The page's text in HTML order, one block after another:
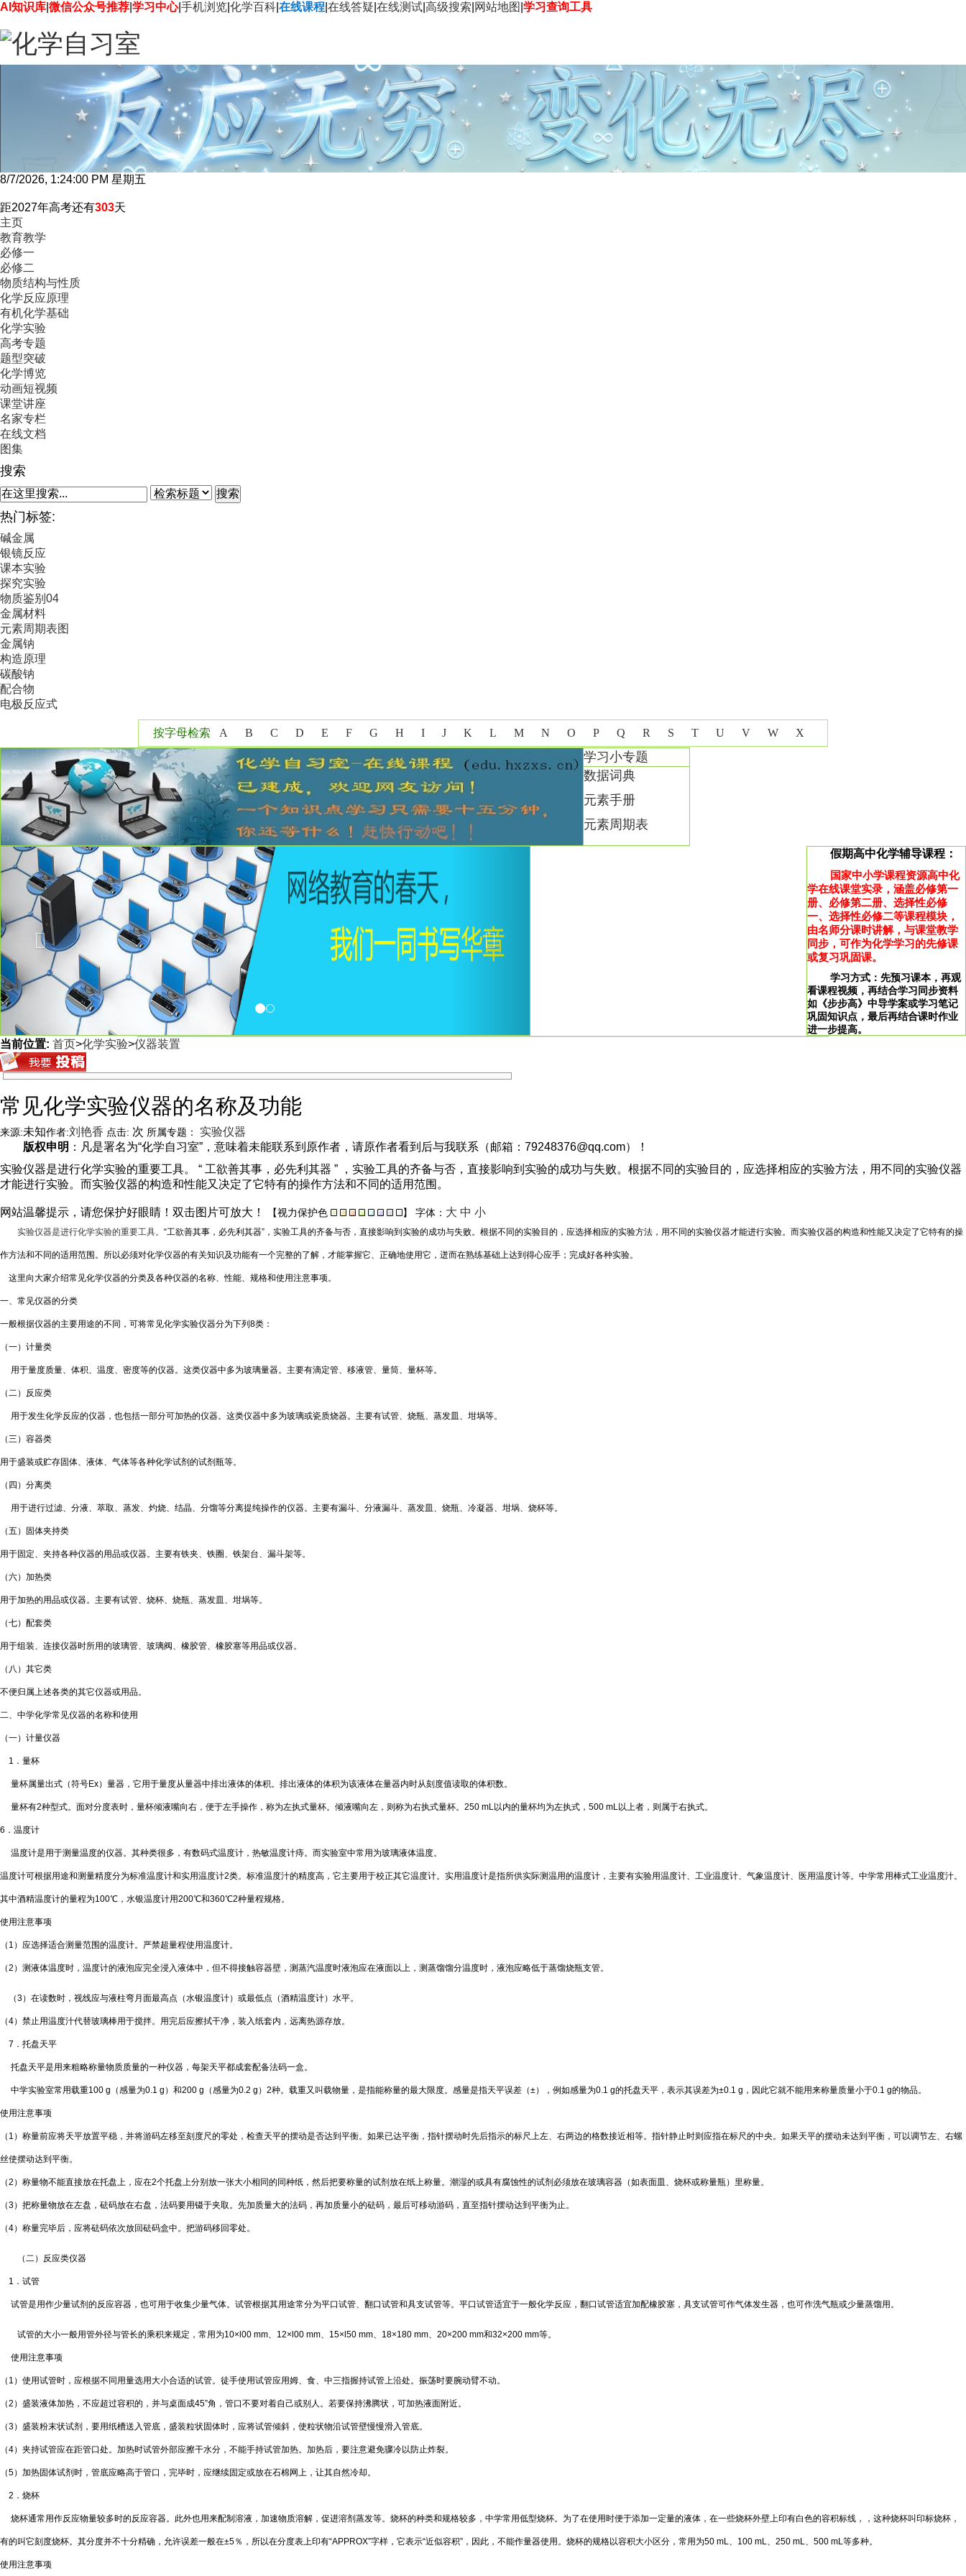
AI知识库 微信公众号推荐 学习中心|手机浏览 化学百科 在线课程 在线答疑 在线测试 高级搜索 网站地图 学习查询工具
8/7/2026, 1:24:01 PM 星期五
距2027年高考还有303天
主页
教育教学
必修一
必修二
物质结构与性质
化学反应原理
有机化学基础
化学实验
高考专题
题型突破
化学博览
动画短视频
课堂讲座
名家专栏
在线文档
图集
搜索
搜索
热门标签:
碱金属
银镜反应
课本实验
探究实验
物质鉴别04
金属材料
元素周期表图
金属钠
构造原理
碳酸钠
配合物
电极反应式
按字母检索 A B C D E F G H I J K L M N O P Q R S T U V W X
Y Z
学习小专题
数据词典
元素手册
元素周期表
Previous 假期高中化学辅导课程：
国家中小学课程资源高中化
学在线课堂实录，涵盖必修第一
册、必修第二册、选择性必修
一、选择性必修二等课程模块，
由名师分课时讲解，与课堂教学
同步，可作为化学学习的先修课
或复习巩固课。
学习方式：先预习课本，再观
看课程视频，再结合学习同步资料
如《步步高》中导学案或学习笔记
巩固知识点，最后再结合课时作业
进一步提高。
<
当前位置: 首页>化学实验>仪器装置
常见化学实验仪器的名称及功能
来源:未知作者:刘艳香 点击: 次 所属专题：
实验仪器
版权申明 ：凡是署名为“化学自习室”，意味着未能联系到原作者，请原作者看到后与我联系（邮箱：79248376@qq.com）！
实验仪器是进行化学实验的重要工具。 “ 工欲善其事，必先利其器 ” ，实验工具的齐备与否，直接影响到实验的成功与失败。根据不同的实验目的，应选择相应的实验方法，用不同的实验仪器
才能进行实验。而实验仪器的构造和性能又决定了它特有的操作方法和不同的适用范围。
网站温馨提示，请您保护好眼睛！双击图片可放大！ 【视力保护色 】 字体： 大 中 小
实验仪器是进行化学实验的重要工具。 “工欲善其事，必先利其器” ，实验工具的齐备与否，直接影响到实验的成功与失败。根据不同的实验目的，应选择相应的实验方法，用不同的实验仪器才能进行实验。而实验仪器的构造和性能又决定了它特有的操
作方法和不同的适用范围。所以必须对化学仪器的有关知识及功能有一个完整的了解，才能掌握它、正确地使用它，迸而在熟练基础上达到得心应手；完成好各种实验。
这里向大家介绍常见化学仪器的分类及各种仪器的名称、性能、规格和使用注意事项。
一、常见仪器的分类
一般根据仪器的主要用途的不同，可将常见化学实验仪器分为下列8类：
（一）计量类
用于量度质量、体积、温度、密度等的仪器。这类仪器中多为玻璃量器。主要有滴定管、移液管、量筒、量杯等。
（二）反应类
用于发生化学反应的仪器，也包括一部分可加热的仪器。这类仪器中多为玻璃或瓷质烧器。主要有试管、烧瓶、蒸发皿、坩埚等。
（三）容器类
用于盛装或贮存固体、液体、气体等各种化学试剂的试剂瓶等。
（四）分离类
用于进行过滤、分液、萃取、蒸发、灼烧、结晶、分馏等分离提纯操作的仪器。主要有漏斗、分液漏斗、蒸发皿、烧瓶、冷凝器、坩埚、烧杯等。
（五）固体夹持类
用于固定、夹持各种仪器的用品或仪器。主要有铁夹、铁圈、铁架台、漏斗架等。
（六）加热类
用于加热的用品或仪器。主要有试管、烧杯、烧瓶、蒸发皿、坩埚等。
（七）配套类
用于组装、连接仪器时所用的玻璃管、玻璃阀、橡胶管、橡胶塞等用品或仪器。
（八）其它类
不便归属上述各类的其它仪器或用品。
二、中学化学常见仪器的名称和使用
（一）计量仪器
1 ．量杯
量杯属量出式（符号Ex）量器，它用于量度从量器中排出液体的体积。排出液体的体积为该液体在量器内时从刻度值读取的体积数。
量杯有2种型式。面对分度表时，量杯倾液嘴向右，便于左手操作，称为左执式量杯。倾液嘴向左，则称为右执式量杯。 250 mL 以内的量杯均为左执式， 500 mL 以上者，则属于右执式。
6 ．温度计
温度计是用于测量温度的仪器。其种类很多，有数码式温度计，热敏温度计痔。而实验室中常用为玻璃液体温度。
温度计可根据用途和测量精度分为标准温度计和实用温度计2类。标准温度汁的精度高，它主要用于校正其它温度计。实用温度计是指所供实际测温用的温度计，主要有实验用温度计、工业温度计、气象温度计、医用温度计等。中学常用棒式工业温度汁。
其中酒精温度计的量程为100℃ ，水银温度计用200℃和360℃2种量程规格。
使用注意事项
（ 1 ）应选择适合测量范围的温度计。严禁超量程使用温度计。
（2 ）测液体温度时，温度计的液泡应完全浸入液体中，但不得接触容器壁，测蒸汽温度时液泡应在液面以上，测蒸馏馏分温度时，液泡应略低于蒸馏烧瓶支管。
（3）在读数时，视线应与液柱弯月面最高点（水银温度计）或最低点（酒精温度计）水平。
（4）禁止用温度汁代替玻璃棒用于搅拌。用完后应擦拭干净，装入纸套内，远离热源存放。
7 ．托盘天平
托盘天平是用来粗略称量物质质量的一种仪器，每架天平都成套配备法码一盒。
中学实验室常用载重100 g （感量为0.1 g ）和200 g （感量为0.2 g ） 2种。载重又叫载物量，是指能称量的最大限度。感量是指天平误差（±），例如感量为0.1 g的托盘天平，表示其误差为±0.1 g ，因此它就不能用来称量质量小于0.1 g的物品。
使用注意事项
（ 1 ）称量前应将天平放置平稳，并将游码左移至刻度尺的零处，检查天平的摆动是否达到平衡。如果已达平衡，指针摆动时先后指示的标尺上左、右两边的格数接近相等。指针静止时则应指在标尺的中央。如果天平的摆动未达到平衡，可以调节左、右螺
丝使摆动达到平衡。
（2 ）称量物不能直接放在托盘上，应在2个托盘上分别放一张大小相同的同种纸，然后把要称量的试剂放在纸上称量。潮湿的或具有腐蚀性的试剂必须放在玻璃容器（如表面皿、烧杯或称量瓶）里称量。
（3）把称量物放在左盘，砝码放在右盘，法码要用镊于夹取。先加质量大的法码，再加质量小的砝码，最后可移动游码，直至指针摆动达到平衡为止。
（4）称量完毕后，应将砝码依次放回砝码盒中。把游码移回零处。
（二）反应类仪器
1 ．试管
试管是用作少量试剂的反应容器，也可用于收集少量气体。试管根据其用途常分为平口试管、翻口试管和具支试管等。平口试管适宜于一般化学反应，翻口试管适宜加配橡胶塞，具支试管可作气体发生器，也可作洗气瓶或少量蒸馏用。
试管的大小一般用管外径与管长的乘积来规定，常用为10×l00 mm 12×l00 mm 15×l50 mm 18×180 mm 20×200 mm和32×200 mm等。
使用注意事项
（ 1 ）使用试管时，应根据不同用量选用大小合适的试管。徒手使用试管应用姆、食、中三指握持试管上沿处。振荡时要腕动臂不动。
（2 ）盛装液体加热，不应超过容积的 ，并与桌面成45”角，管口不要对着自己或别人。若要保持沸腾状，可加热液面附近。
（3）盛装粉末状试剂，要用纸槽送入管底，盛装粒状固体时，应将试管倾斜，使粒状物沿试管壁慢慢滑入管底。
（4）夹持试管应在距管口处。加热时试管外部应擦干水分，不能手持试管加热。加热后，要注意避免骤冷以防止炸裂。
（5）加热固体试剂时，管底应略高于管口，完毕时，应继续固定或放在石棉网上，让其自然冷却。
2 ．烧杯
烧杯通常用作反应物量较多时的反应容器。此外也用来配制溶液，加速物质溶解，促进溶剂蒸发等。烧杯的种类和规格较多，中学常用低型烧杯。为了在使用时便于添加一定量的液体，在一些烧杯外壁上印有白色的容积标线，，这种烧杯叫印标烧杯，
有的叫它刻度烧杯。其分度并不十分精确，允许误差一般在±5％，所以在分度表上印有“APPROX”字样，它表示“近似容积” ，因此，不能作量器使用。烧杯的规格以容积大小区分，常用为50 mL 100 mL 250 mL 500 mL 等多种。
使用注意事项